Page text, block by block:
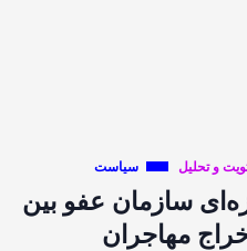
و تحلیل سیاست
سازمان عفو بین
مهاجران